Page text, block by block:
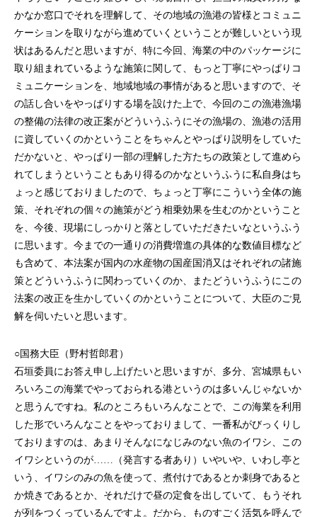
かなか窓口でそれを理解して、その地域の漁港の皆様とコミュニ
ケーションを取りながら進めていくということが難しいという現
状はあるんだと思いますが、特に今回、海業の中のパッケージに
取り組まれているような施策に関して、もっと丁寧にやっぱりコ
ミュニケーションを、地域地域の事情があると思いますので、そ
の話し合いをやっぱりする場を設けた上で、今回のこの漁港漁場
の整備の法律の改正案がどういうふうにその漁場の、漁港の活用
に資していくのかということをちゃんとやっぱり説明をしていた
だかないと、やっぱり一部の理解した方たちの政策として進めら
れてしまうということもあり得るのかなというふうに私自身はち
ょっと感じておりましたので、ちょっと丁寧にこういう全体の施
策、それぞれの個々の施策がどう相乗効果を生むのかということ
を、今後、現場にしっかりと落としていただきたいなというふう
に思います。今までの一通りの消費増進の具体的な数値目標など
も含めて、本法案が国内の水産物の国産国消又はそれぞれの諸施
策とどういうふうに関わっていくのか、またどういうふうにこの
法案の改正を生かしていくのかということについて、大臣のご見
解を伺いたいと思います。
○国務大臣（野村哲郎君）
石垣委員にお答え申し上げたいと思いますが、多分、宮城県もい
ろいろこの海業でやっておられる港というのは多いんじゃないか
と思うんですね。私のところもいろんなことで、この海業を利用
した形でいろんなことをやっておりまして、一番私がびっくりし
ておりますのは、あまりそんなになじみのない魚のイワシ、この
イワシというのが……（発言する者あり）いやいや、いわし亭と
いう、イワシのみの魚を使って、煮付けであるとか刺身であると
か焼きであるとか、それだけで昼の定食を出していて、もうそれ
が列をつくっているんですよ。だから、ものすごく活気を呼んで